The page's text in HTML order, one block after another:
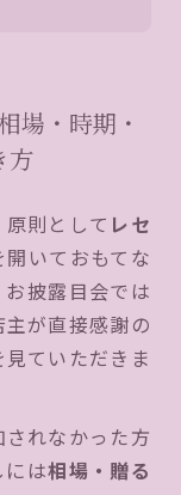
場・時期・
方
則として レセ
開いておもてな
披露目会では
が直接感謝の
ていただきま
れなかった方
には相場・贈る